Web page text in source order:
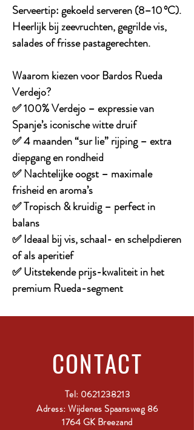
Serveertip: gekoeld serveren (8–10 °C).
Heerlijk bij zeevruchten, gegrilde vis,
salades of frisse pastagerechten.
Waarom kiezen voor Bardos Rueda
Verdejo?
✅ 100% Verdejo – expressie van
Spanje’s iconische witte druif
✅ 4 maanden “sur lie” rijping – extra
diepgang en rondheid
✅ Nachtelijke oogst – maximale
frisheid en aroma’s
✅ Tropisch & kruidig – perfect in
balans
✅ Ideaal bij vis, schaal- en schelpdieren
of als aperitief
✅ Uitstekende prijs-kwaliteit in het
premium Rueda-segment
CONTACT
Tel: 0621238213
Adress: Wijdenes Spaansweg 86
1764 GK Breezand